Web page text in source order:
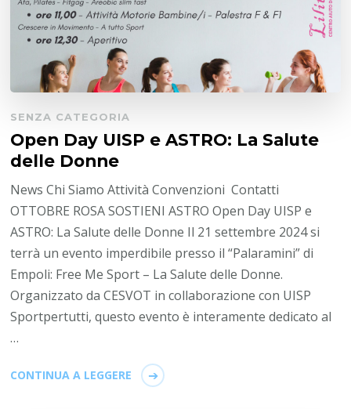
SENZA CATEGORIA
Open Day UISP e ASTRO: La Salute
delle Donne
News Chi Siamo Attività Convenzioni Contatti
OTTOBRE ROSA SOSTIENI ASTRO Open Day UISP e
ASTRO: La Salute delle Donne Il 21 settembre 2024 si
terrà un evento imperdibile presso il “Palaramini” di
Empoli: Free Me Sport – La Salute delle Donne.
Organizzato da CESVOT in collaborazione con UISP
Sportpertutti, questo evento è interamente dedicato al
…
CONTINUA A LEGGERE